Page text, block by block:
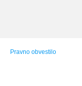
Pravno obvestilo